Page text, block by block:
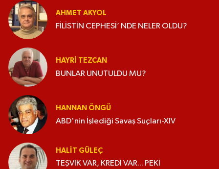
AHMET AKYOL
FİLİSTİN CEPHESİ’ NDE NELER OLDU?
HAYRI TEZCAN
BUNLAR UNUTULDU MU?
HANNAN ÖNGÜ
ABD'nin İşlediği Savaş Suçları-XIV
HALIT GÜLEÇ
TEŞVİK VAR, KREDİ VAR... PEKİ